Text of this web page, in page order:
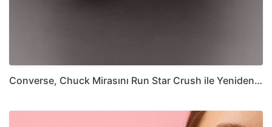
Converse, Chuck Mirasını Run Star Crush ile Yeniden…